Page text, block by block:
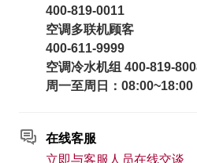
400-819-0011
空调多联机顾客
400-611-9999
空调冷水机组 400-819-
周一至周日：08:00~18:00
在线客服
立即与客服人员在线交谈